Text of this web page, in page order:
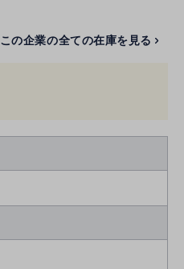
この企業の全ての在庫を見る